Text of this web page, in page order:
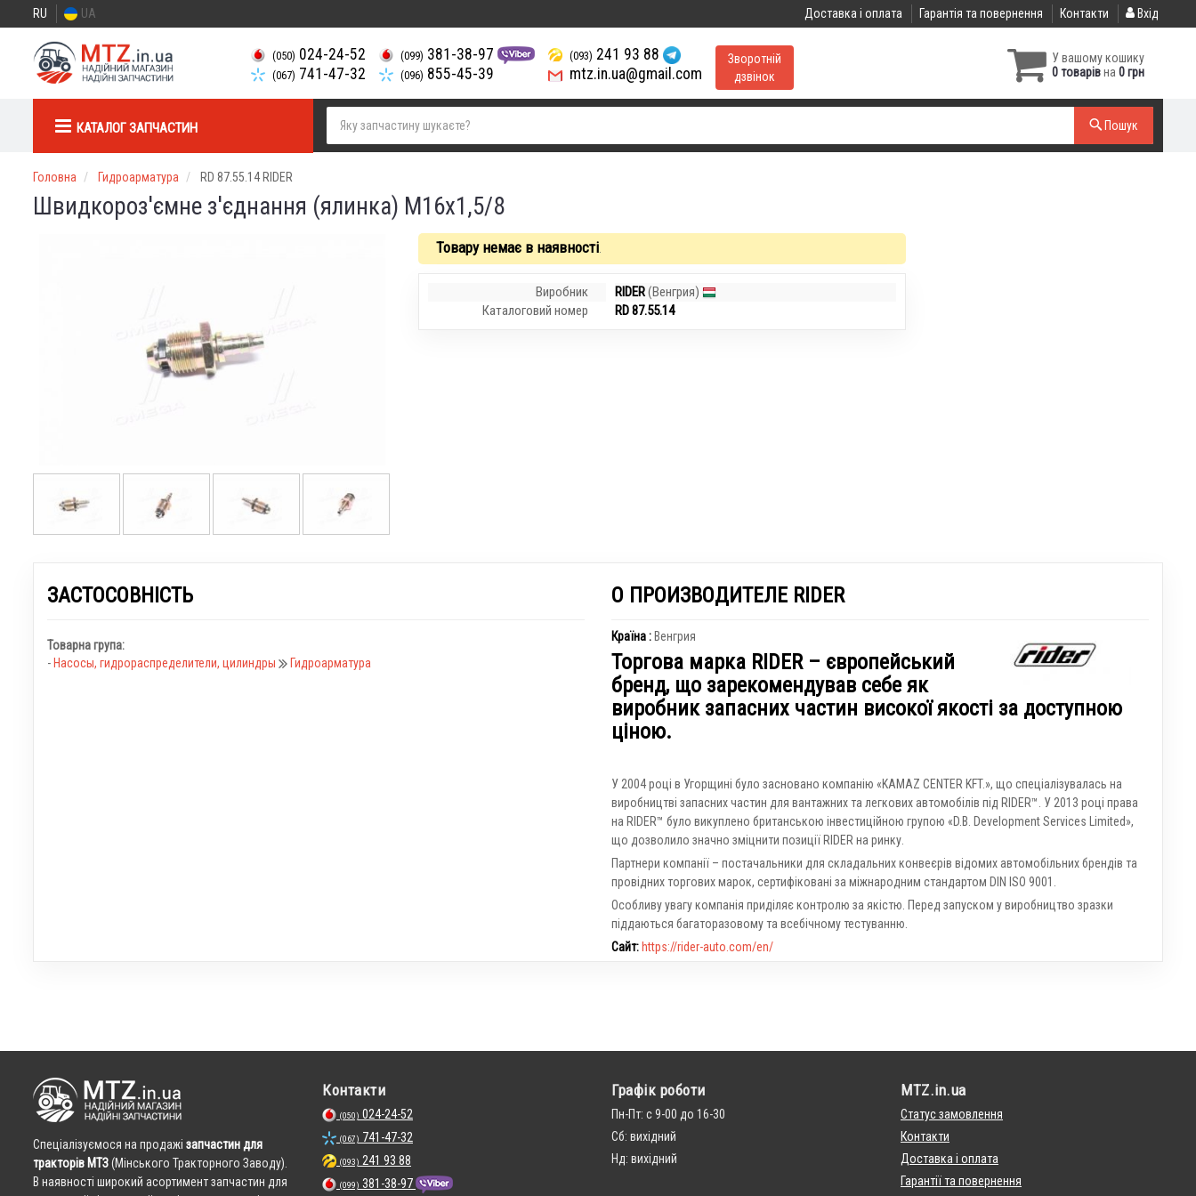
RU UA Доставка і оплата Гарантія та повернення Контакти Вхід
(050) 024-24-52
(067) 741-47-32
(099) 381-38-97
(096) 855-45-39
(093) 241 93 88
mtz.in.ua@gmail.com
Зворотній
дзвінок
У вашому кошику
0 товарівна 0 грн
КАТАЛОГ ЗАПЧАСТИН Пошук
Головна Гидроарматура RD 87.55.14 RIDER
Швидкороз'ємне з'єднання (ялинка) M16x1,5/8
Товару немає в наявності
Виробник RIDER(Венгрия)
Каталоговий номер
RD 87.55.14
ЗАСТОСОВНІСТЬ
Товарна група:
-Насосы, гидрораспределители, цилиндры Гидроарматура
О ПРОИЗВОДИТЕЛЕ RIDER
Країна :Венгрия
Торгова марка RIDER – європейський
бренд, що зарекомендував себе як
виробник запасних частин високої якості за доступною
ціною.
У 2004 році в Угорщині було засновано компанію «KAMAZ CENTER KFT.», що спеціалізувалась на
виробництві запасних частин для вантажних та легкових автомобілів під RIDER™. У 2013 році права
на RIDER™ було викуплено британською інвестиційною групою «D.B. Development Services Limited»,
що дозволило значно зміцнити позиції RIDER на ринку.
Партнери компанії – постачальники для складальних конвеєрів відомих автомобільних брендів та
провідних торгових марок, сертифіковані за міжнародним стандартом DIN ISO 9001.
Особливу увагу компанія приділяє контролю за якістю. Перед запуском у виробництво зразки
піддаються багаторазовому та всебічному тестуванню.
Сайт:https://rider-auto.com/en/
Cпеціалізуємося на продажі запчастин для
тракторів МТЗ(Мінського Тракторного Заводу).
В наявності широкий асортимент запчастин для
Контакти
(050) 024-24-52
(067) 741-47-32
(093) 241 93 88
(099) 381-38-97
Графік роботи
Пн-Пт: с 9-00 до 16-30
Сб: вихідний
Нд: вихідний
MTZ.in.ua
Статус замовлення
Контакти
Доставка і оплата
Гарантії та повернення